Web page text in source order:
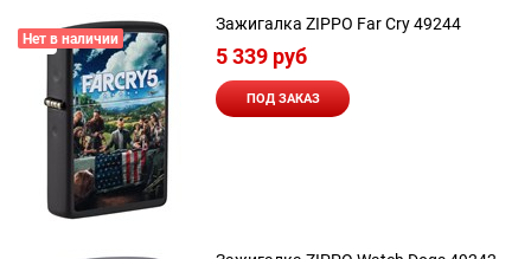
Нет в наличии
Зажигалка ZIPPO Far Cry 49244
5 339 руб
ПОД ЗАКАЗ